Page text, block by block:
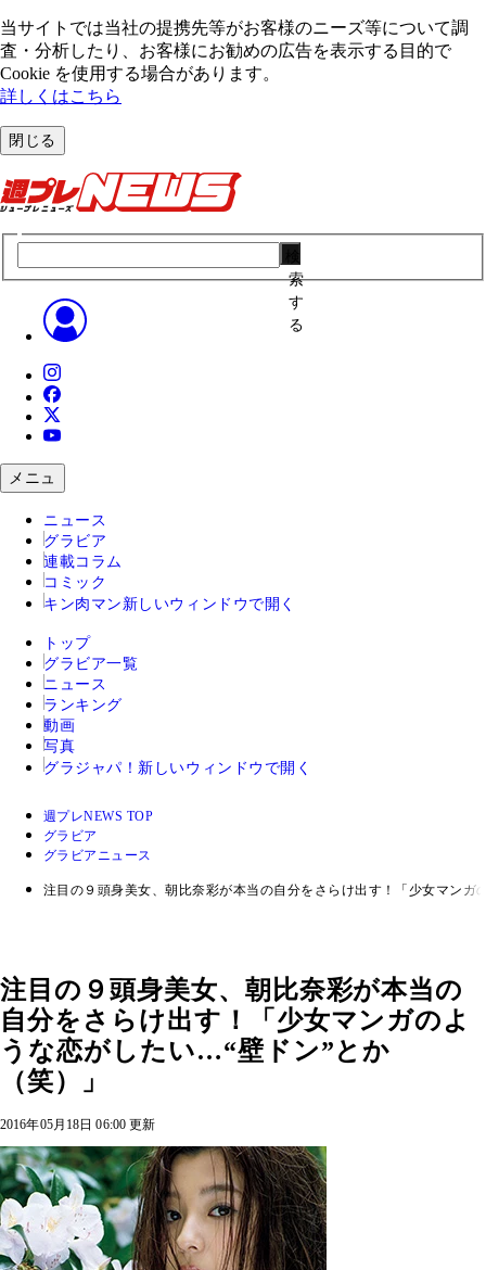
当サイトでは当社の提携先等がお客様のニーズ等について調
査・分析したり、お客様にお勧めの広告を表⽰する⽬的で
Cookie を使⽤する場合があります。
詳しくはこちら
閉じる
索
す
る
メニュ
ニュース
グラビア
連載コラム
コミック
キン肉マン 新しいウィンドウで開く
トップ
グラビア一覧
ニュース
ランキング
動画
写真
グラジャパ！ 新しいウィンドウで開く
週プレNEWS TOP
グラビア
グラビアニュース
注目の９頭身美女、朝比奈彩が本当の自分をさらけ出す！「少女マン
注目の９頭身美女、朝比奈彩が本当の
自分をさらけ出す！「少女マンガのよ
うな恋がしたい…“壁ドン”とか
（笑）」
2016年05月18日 06:00 更新